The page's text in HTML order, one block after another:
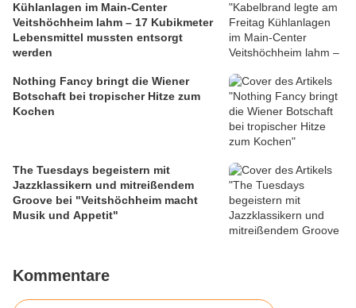
Kühlanlagen im Main-Center
Veitshöchheim lahm – 17 Kubikmeter
Lebensmittel mussten entsorgt
werden
Nothing Fancy bringt die Wiener
Botschaft bei tropischer Hitze zum
Kochen
The Tuesdays begeistern mit
Jazzklassikern und mitreißendem
Groove bei "Veitshöchheim macht
Musik und Appetit"
Kommentare